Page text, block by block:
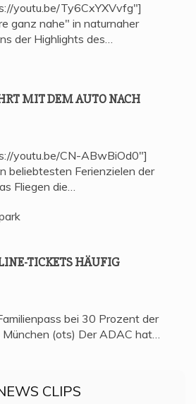
youtu.be/Ty6CxYXVvfg"]
ganz nahe" in naturnaher
der Highlights des…
MIT DEM AUTO NACH
youtu.be/CN-ABwBiOd0"]
beliebtesten Ferienzielen der
Fliegen die…
TICKETS HÄU­FIG
bei 30 Prozent der
München (ots) Der ADAC hat…
CLIPS